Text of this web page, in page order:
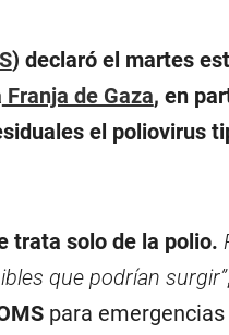
) declaró el martes
Franja de Gaza, en
el poliovirus
trata solo de la polio.
que podrían surgir”
para